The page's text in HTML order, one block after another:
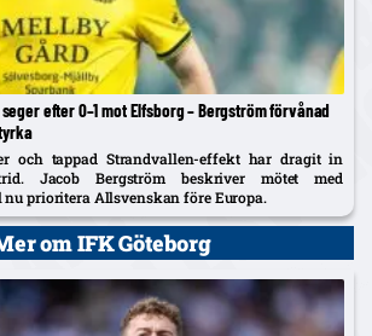
efter 0–1 mot Elfsborg – Bergström förvånad
och tappad Strandvallen-effekt har dragit in
Jacob Bergström beskriver mötet med
prioritera Allsvenskan före Europa.
om IFK Göteborg